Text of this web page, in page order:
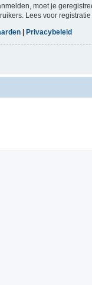
moet je
Lees voor
Privacybeleid